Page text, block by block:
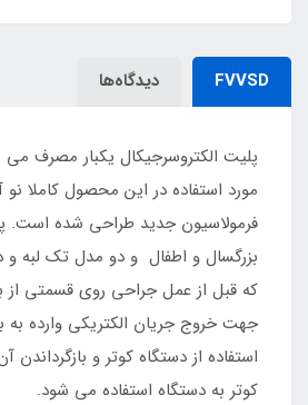
FVVSD دیدگاه‌ها
پلیت الکتروسرجیکال یکبار مصرف می
مورد استفاده در این محصول کاملا نو
فرمولاسیون جدید طراحی شده است.
بزرگسال و اطفال و دو مدل تک لبه و
که قبل از عمل جراحی روی قسمتی از
جهت خروج جریان الکتریکی وارده به
استفاده از دستگاه کوتر و بازگرداندن
کوتر به دستگاه استفاده می شود.